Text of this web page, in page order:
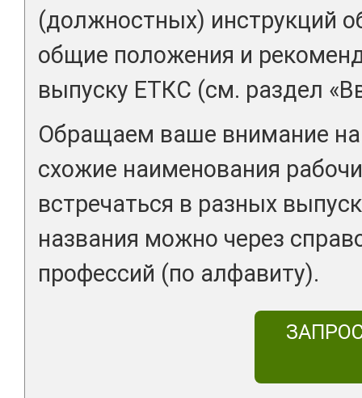
(должностных) инструкций
общие положения и
выпуску ЕТКС (см. раздел
Обращаем ваше внимание на
схожие наименования
встречаться в разных
названия можно через
профессий (по алфавиту).